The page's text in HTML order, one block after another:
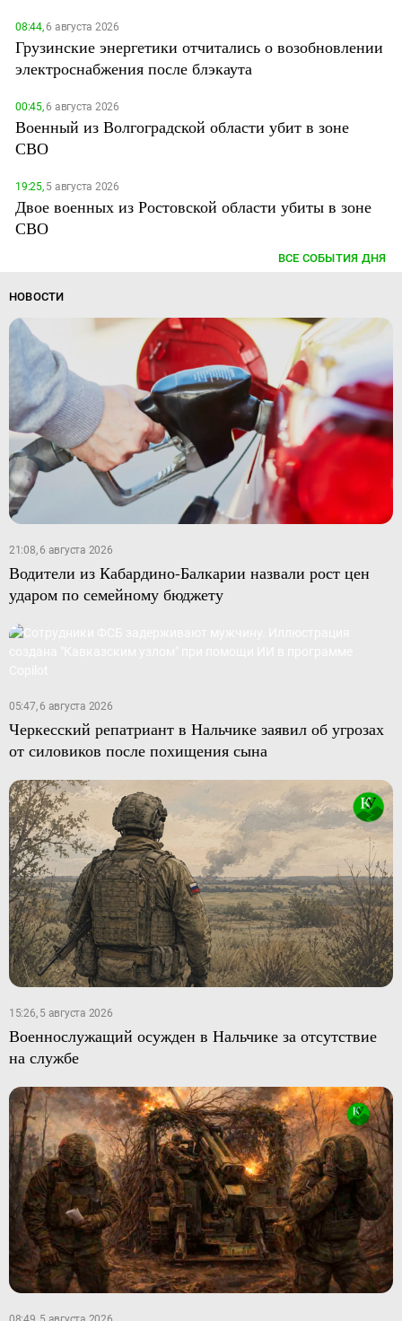
08:44,6 августа 2026
Грузинские энергетики отчитались о возобновлении
электроснабжения после блэкаута
00:45,6 августа 2026
Военный из Волгоградской области убит в зоне
СВО
19:25,5 августа 2026
Двое военных из Ростовской области убиты в зоне
СВО
ВСЕ СОБЫТИЯ ДНЯ
НОВОСТИ
21:08, 6 августа 2026
Водители из Кабардино-Балкарии назвали рост цен
ударом по семейному бюджету
05:47, 6 августа 2026
Черкесский репатриант в Нальчике заявил об угрозах
от силовиков после похищения сына
15:26, 5 августа 2026
Военнослужащий осужден в Нальчике за отсутствие
на службе